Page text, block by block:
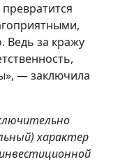
Ведь за кражу
— заключила
характер